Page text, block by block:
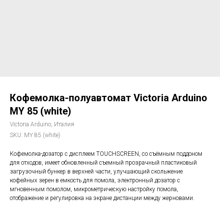
Кофемолка-полуавтомат Victoria Arduino
MY 85 (white)
Victoria Arduino, Италия
SKU: MY 85 (white)
Кофемолка-дозатор с дисплеем TOUCHSCREEN, со съёмным поддоном
для отходов, имеет обновленный съемный прозрачный пластиковый
загрузочный бункер в верхней части, улучшающий скольжение
кофейных зерен в емкость для помола, электронный дозатор с
мгновенным помолом, микрометрическую настройку помола,
отображение и регулировка на экране дистанции между жерновами.